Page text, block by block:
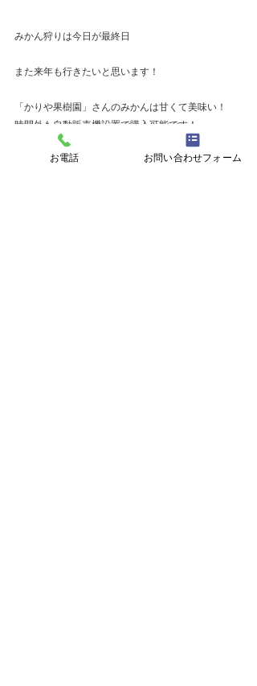
みかん狩りは今日が最終日
また来年も行きたいと思います！
「かりや果樹園」さんのみかんは甘くて美味い！
時間外も自動販売機設置で購入可能です！
お電話 お問い合わせフォーム